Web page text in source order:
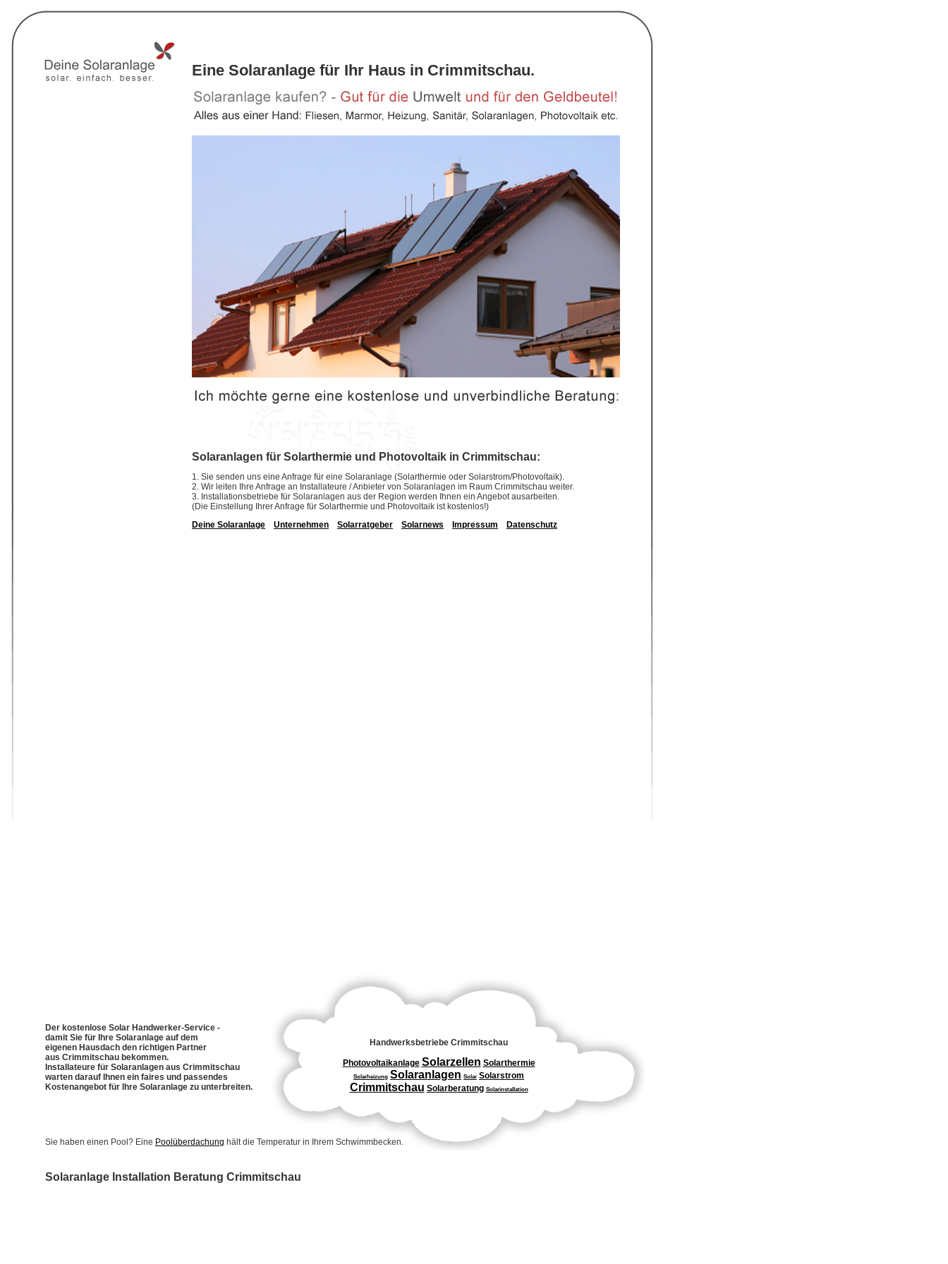
Eine Solaranlage für Ihr Haus in Crimmitschau.
Solaranlagen für Solarthermie und Photovoltaik in Crimmitschau:
1. Sie senden uns eine Anfrage für eine Solaranlage (Solarthermie oder Solarstrom/Photovoltaik).
2. Wir leiten Ihre Anfrage an Installateure / Anbieter von Solaranlagen im Raum Crimmitschau weiter.
3. Installationsbetriebe für Solaranlagen aus der Region werden Ihnen ein Angebot ausarbeiten.
(Die Einstellung Ihrer Anfrage für Solarthermie und Photovoltaik ist kostenlos!)
Deine Solaranlage
Unternehmen Solarratgeber Solarnews Impressum Datenschutz
Der kostenlose Solar Handwerker-Service -
damit Sie für Ihre Solaranlage auf dem
eigenen Hausdach den richtigen Partner
aus Crimmitschau bekommen.
Installateure für Solaranlagen aus Crimmitschau
warten darauf Ihnen ein faires und passendes
Kostenangebot für Ihre Solaranlage zu unterbreiten.
Handwerksbetriebe Crimmitschau
Photovoltaikanlage Solarzellen Solarthermie
Solarheizung Solaranlagen Solar Solarstrom
Crimmitschau Solarberatung Solarinstallation
Sie haben einen Pool? Eine Poolüberdachung hält die Temperatur in Ihrem Schwimmbecken.
Solaranlage Installation Beratung Crimmitschau